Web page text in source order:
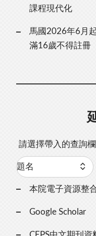
課程現代化
馬國2026年6月
滿16歲不得註冊
請選擇帶入的查詢欄
本院電子資源整
Google Scholar